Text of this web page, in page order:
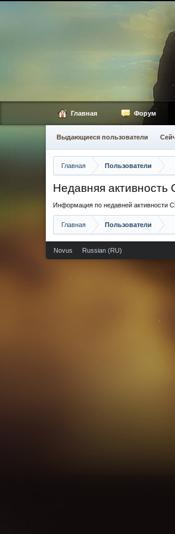
Главная Пользователи
Недавняя активность
Информация по недавней активности
Главная Пользователи
Главная Форум
Выдающиеся пользователи
Novus Russian (RU)